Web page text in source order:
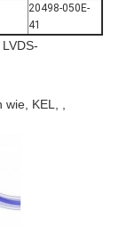
20498-050E-
41
KEL, ,